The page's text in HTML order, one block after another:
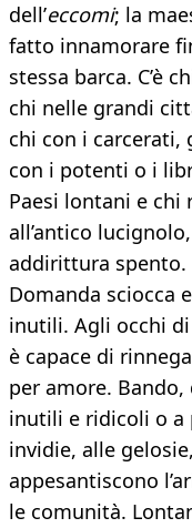
dell’eccomi; la
fatto innamorare
stessa barca. C’è
chi nelle grandi
chi con i
con i potenti o i
Paesi lontani e
all’antico
addirittura spento.
Domanda sciocca
inutili. Agli occhi
è capace di
per amore.
inutili e ridicoli o a
invidie, alle
appesantiscono
le comunità.